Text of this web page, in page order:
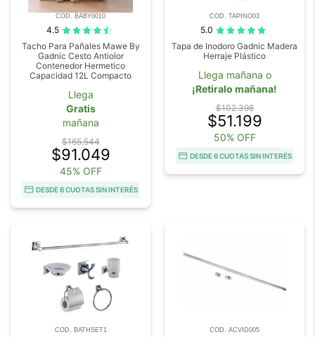
COD. BABY0010
4.5
Tacho Para Pañales Mawe By
Gadnic Cesto Antiolor
Contenedor Hermetico
Capacidad 12L Compacto
Llega
Gratis
mañana
$165.544
$91.049
45% OFF
DESDE 6 CUOTAS SIN INTERÉS
COD. TAPINO03
5.0
Tapa de Inodoro Gadnic Madera
Herraje Plástico
Llega mañana o
¡Retiralo mañana!
$102.398
$51.199
50% OFF
DESDE 6 CUOTAS SIN INTERÉS
COD. BATHSET1 COD. ACVID005